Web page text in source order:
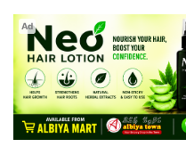
Ad